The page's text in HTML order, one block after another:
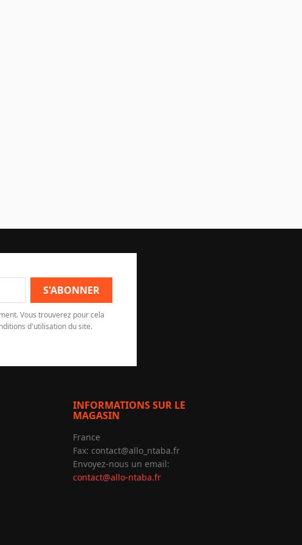
Vous trouverez pour cela
d'utilisation du site.
INFORMATIONS SUR LE
MAGASIN
France
Fax: contact@allo_ntaba.fr
Envoyez-nous un email:
contact@allo-ntaba.fr